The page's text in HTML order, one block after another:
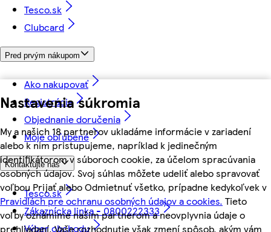
Nastavenia súkromia
My a našich 18 partnerov ukladáme informácie v zariadení
alebo k nim pristupujeme, napríklad k jedinečným
identifikátorom v súboroch cookie, za účelom spracúvania
osobných údajov. Svoj súhlas môžete udeliť alebo spravovať
voľbou Prijať alebo Odmietnuť všetko, prípadne kedykoľvek v
Pravidlách pre ochranu osobných údajov a cookies. Tieto
voľby oznámime našim partnerom a neovplyvnia údaje o
prehliadaní. Vaše rozhodnutie však zmení spôsob, akým vám
Tesco.sk
Clubcard
Pred prvým nákupom
Ako nakupovať
Registrácia
Objednanie doručenia
Moje obľúbené
Kontaktujte nás
Tesco.sk
Zákaznícka linka - 0800222333
Výber obchodu